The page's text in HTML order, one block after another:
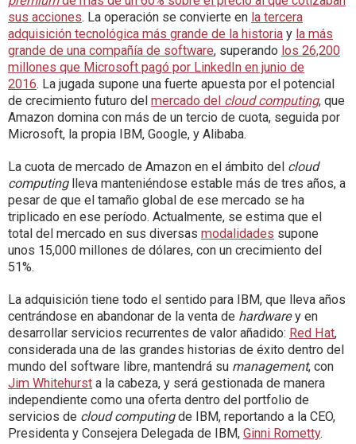
sus acciones. La operación se convierte en la tercera
adquisición tecnológica más grande de la historia y la más
grande de una compañía de software, superando los 26,200
millones que Microsoft pagó por LinkedIn en junio de
2016. La jugada supone una fuerte apuesta por el potencial
de crecimiento futuro del mercado del cloud computing, que
Amazon domina con más de un tercio de cuota, seguida por
Microsoft, la propia IBM, Google, y Alibaba.
La cuota de mercado de Amazon en el ámbito del cloud
computinglleva manteniéndose estable más de tres años, a
pesar de que el tamaño global de ese mercado se ha
triplicado en ese período. Actualmente, se estima que el
total del mercado en sus diversas modalidades supone
unos 15,000 millones de dólares, con un crecimiento del
51%.
La adquisición tiene todo el sentido para IBM, que lleva años
centrándose en abandonar de la venta de hardwarey en
desarrollar servicios recurrentes de valor añadido: Red Hat,
considerada una de las grandes historias de éxito dentro del
mundo del software libre, mantendrá su management, con
Jim Whitehurst a la cabeza, y será gestionada de manera
independiente como una oferta dentro del portfolio de
servicios de cloud computingde IBM, reportando a la CEO,
Presidenta y Consejera Delegada de IBM, Ginni Rometty.